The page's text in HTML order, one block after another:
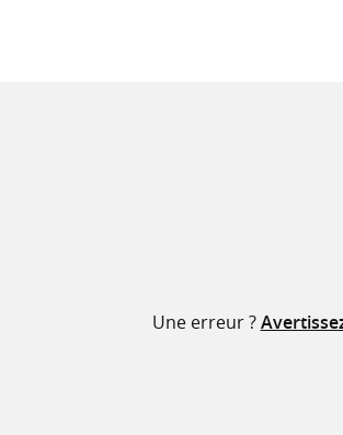
Une erreur ?